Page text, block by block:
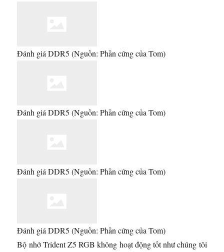
Đánh giá DDR5(Nguồn: Phần cứng của Tom)
Đánh giá DDR5(Nguồn: Phần cứng của Tom)
Đánh giá DDR5(Nguồn: Phần cứng của Tom)
Đánh giá DDR5(Nguồn: Phần cứng của Tom)
Bộ nhớ Trident Z5 RGB không hoạt động tốt như chúng tôi